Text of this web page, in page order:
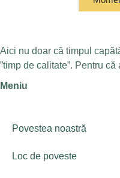
Aici nu doar că timpul
”timp de calitate”. Pentru
Meniu
Povestea noastră
Loc de poveste